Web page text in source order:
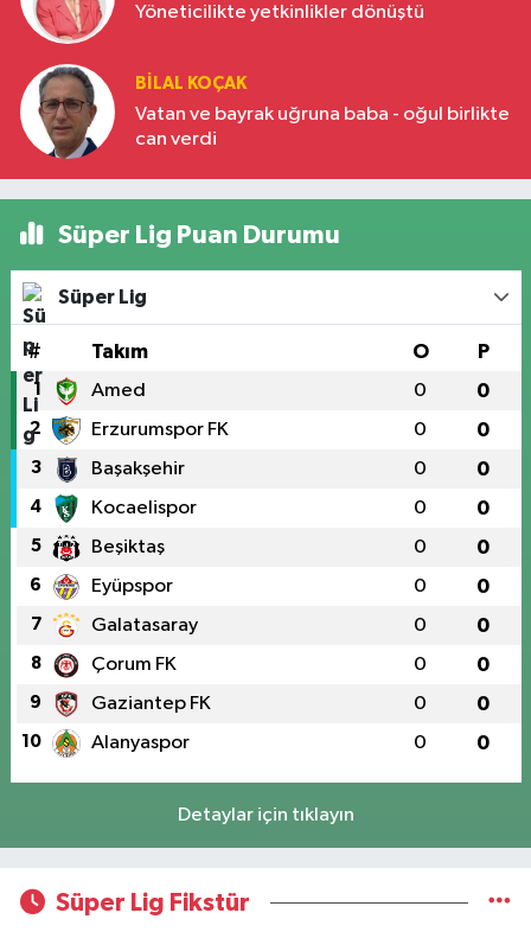
Yöneticilikte yetkinlikler dönüştü
BILAL KOÇAK
Vatan ve bayrak uğruna baba - oğul birlikte
can verdi
Süper Lig Puan Durumu
Süper Lig
# Takım O P
1 Amed 0 0
2 Erzurumspor FK 0 0
3 Başakşehir 0 0
4 Kocaelispor 0 0
5 Beşiktaş 0 0
6 Eyüpspor 0 0
7 Galatasaray 0 0
8 Çorum FK 0 0
9 Gaziantep FK 0 0
10 Alanyaspor 0 0
Detaylar için tıklayın
Süper Lig Fikstür